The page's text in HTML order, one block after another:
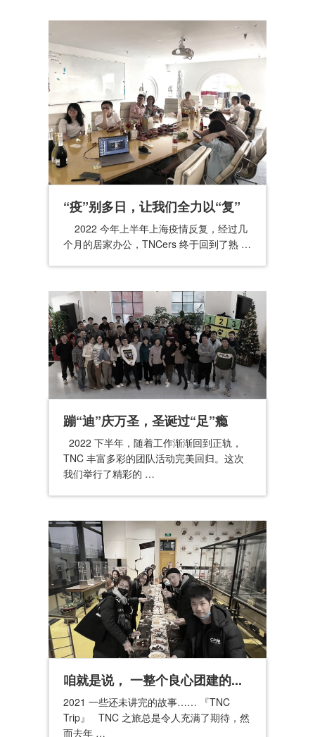
“疫”别多日，让我们全力以“复”
2022 今年上半年上海疫情反复，经过几
个月的居家办公，TNCers 终于回到了熟 …
蹦“迪”庆万圣，圣诞过“足”瘾
2022 下半年，随着工作渐渐回到正轨，
TNC 丰富多彩的团队活动完美回归。这次
我们举行了精彩的 …
咱就是说， 一整个良心团建的...
2021 一些还未讲完的故事…… 『TNC
Trip』 TNC 之旅总是令人充满了期待，然
而去年 …